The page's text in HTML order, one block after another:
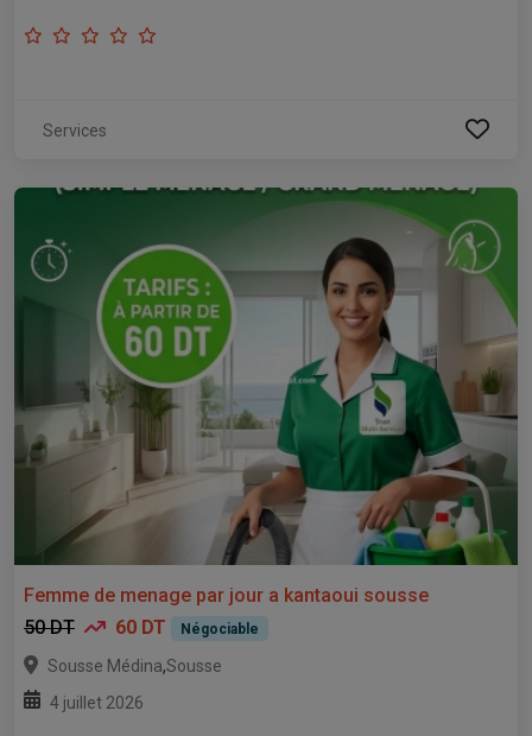
Services
Femme de menage par jour a kantaoui sousse
50 DT
60 DT Négociable
Sousse Médina,Sousse
4 juillet 2026